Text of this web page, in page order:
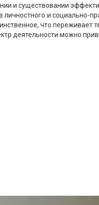
и существовании
и социально-
что переживает
деятельности можно